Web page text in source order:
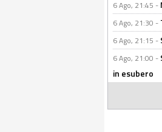
6 Ago, 21:45 -
6 Ago, 21:30 -
6 Ago, 21:15 -
6 Ago, 21:00 -
in esubero